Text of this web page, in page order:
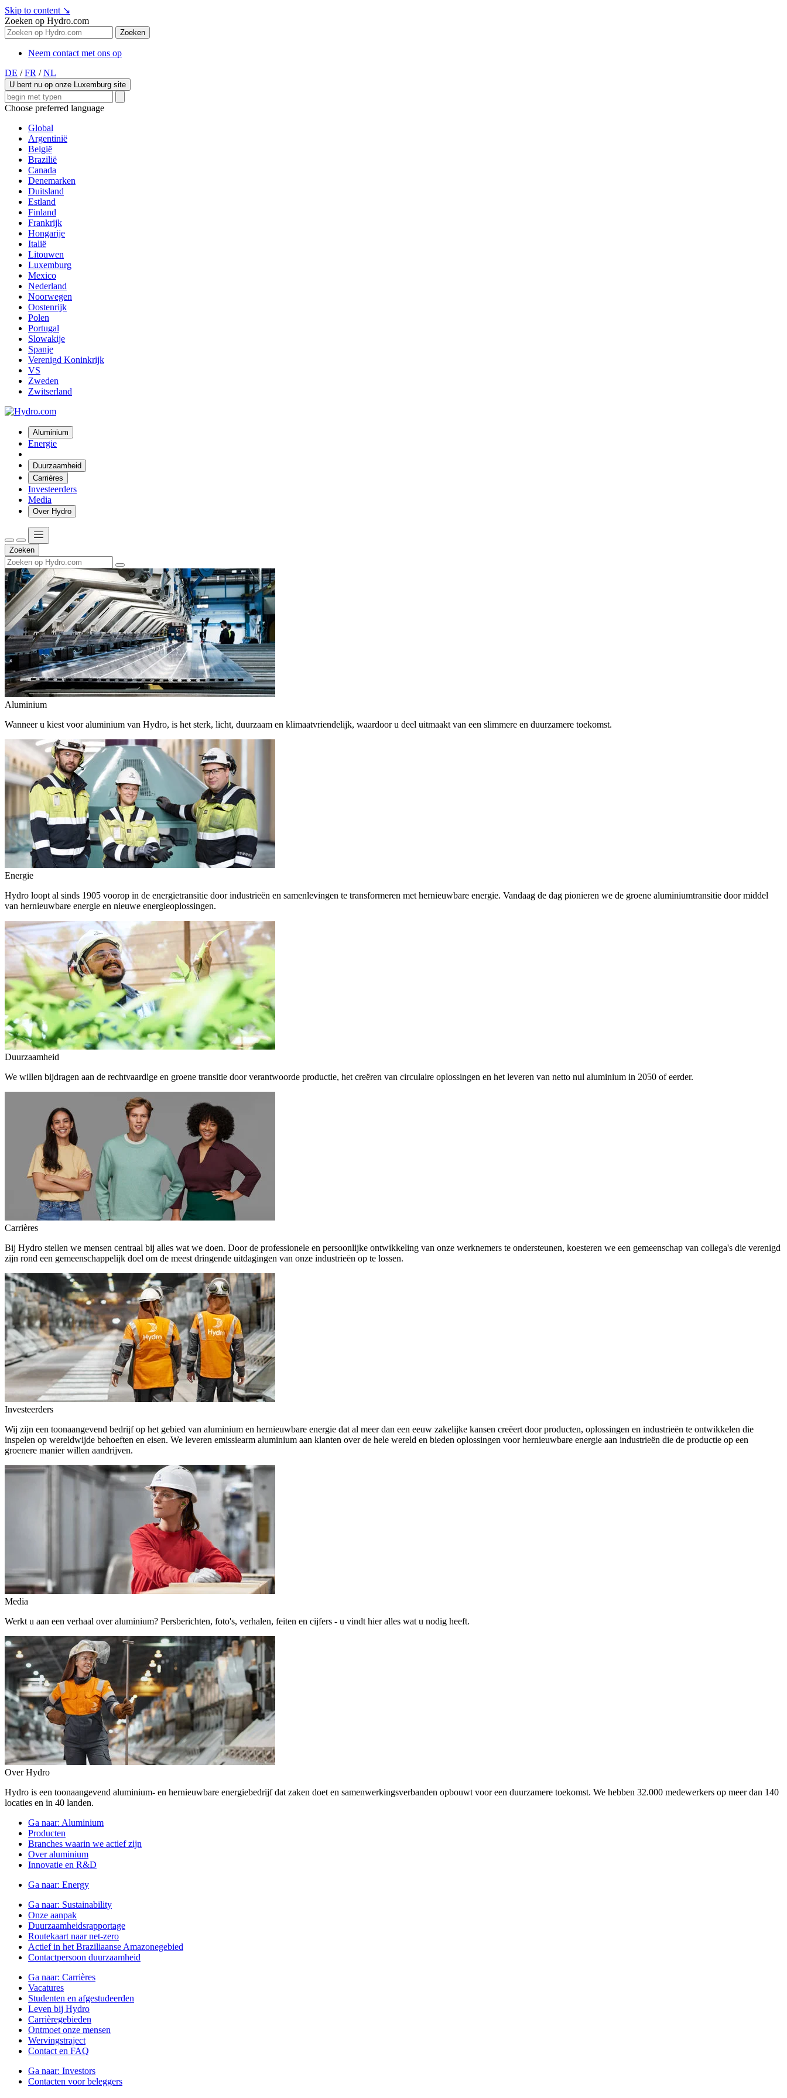
Skip to content ↘
Zoeken op Hydro.com
Zoeken
Neem contact met ons op
DE / FR / NL
U bent nu op onze Luxemburg site
Choose preferred language
Global
Argentinië
België
Brazilië
Canada
Denemarken
Duitsland
Estland
Finland
Frankrijk
Hongarije
Italië
Litouwen
Luxemburg
Mexico
Nederland
Noorwegen
Oostenrijk
Polen
Portugal
Slowakije
Spanje
Verenigd Koninkrijk
VS
Zweden
Zwitserland
Aluminium
Energie
Duurzaamheid
Carrières
Investeerders
Media
Over Hydro
Zoeken
Aluminium
Wanneer u kiest voor aluminium van Hydro, is het sterk, licht, duurzaam en klimaatvriendelijk, waardoor u deel uitmaakt van een slimmere en duurzamere toekomst.
Energie
Hydro loopt al sinds 1905 voorop in de energietransitie door industrieën en samenlevingen te transformeren met hernieuwbare energie. Vandaag de dag pionieren we de groene aluminiumtransitie door middel
van hernieuwbare energie en nieuwe energieoplossingen.
Duurzaamheid
We willen bijdragen aan de rechtvaardige en groene transitie door verantwoorde productie, het creëren van circulaire oplossingen en het leveren van netto nul aluminium in 2050 of eerder.
Carrières
Bij Hydro stellen we mensen centraal bij alles wat we doen. Door de professionele en persoonlijke ontwikkeling van onze werknemers te ondersteunen, koesteren we een gemeenschap van collega's die verenigd
zijn rond een gemeenschappelijk doel om de meest dringende uitdagingen van onze industrieën op te lossen.
Investeerders
Wij zijn een toonaangevend bedrijf op het gebied van aluminium en hernieuwbare energie dat al meer dan een eeuw zakelijke kansen creëert door producten, oplossingen en industrieën te ontwikkelen die
inspelen op wereldwijde behoeften en eisen. We leveren emissiearm aluminium aan klanten over de hele wereld en bieden oplossingen voor hernieuwbare energie aan industrieën die de productie op een
groenere manier willen aandrijven.
Media
Werkt u aan een verhaal over aluminium? Persberichten, foto's, verhalen, feiten en cijfers - u vindt hier alles wat u nodig heeft.
Over Hydro
Hydro is een toonaangevend aluminium- en hernieuwbare energiebedrijf dat zaken doet en samenwerkingsverbanden opbouwt voor een duurzamere toekomst. We hebben 32.000 medewerkers op meer dan 140
locaties en in 40 landen.
Ga naar: Aluminium
Producten
Branches waarin we actief zijn
Over aluminium
Innovatie en R&D
Ga naar: Energy
Ga naar: Sustainability
Onze aanpak
Duurzaamheidsrapportage
Routekaart naar net-zero
Actief in het Braziliaanse Amazonegebied
Contactpersoon duurzaamheid
Ga naar: Carrières
Vacatures
Studenten en afgestudeerden
Leven bij Hydro
Carrièregebieden
Ontmoet onze mensen
Wervingstraject
Contact en FAQ
Ga naar: Investors
Contacten voor beleggers